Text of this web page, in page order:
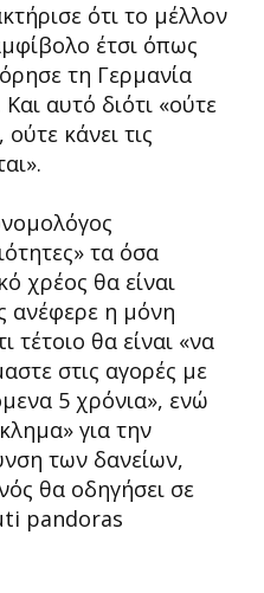
ότι το μέλλον
έτσι όπως
τη Γερμανία
αυτό διότι «ούτε
κάνει τις
τα όσα
χρέος θα είναι
ανέφερε η μόνη
τέτοιο θα είναι «να
στις αγορές με
5 χρόνια», ενώ
για την
των δανείων,
θα οδηγήσει σε
pandoras